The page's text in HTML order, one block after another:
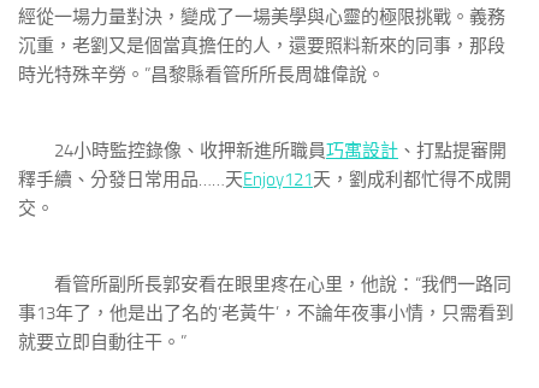
經從一場力量對決，變成了一場美學與心靈的極限挑戰。義務
沉重，老劉又是個當真擔任的人，還要照料新來的同事，那段
時光特殊辛勞。”昌黎縣看管所所長周雄偉說。
24小時監控錄像、收押新進所職員巧寓設計 、打點提審開
釋手續、分發日常用品……天Enjoy121天，劉成利都忙得不成開
交。
看管所副所長郭安看在眼里疼在心里，他說：“我們一路同
事13年了，他是出了名的‘老黃牛’，不論年夜事小情，只需看到
就要立即自動往干。”